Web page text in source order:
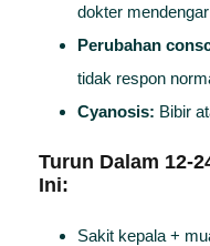
dokter
Perubahan
tidak respon
Cyanosis: Bibir
Turun Dalam 12-
Ini:
Sakit kepala +